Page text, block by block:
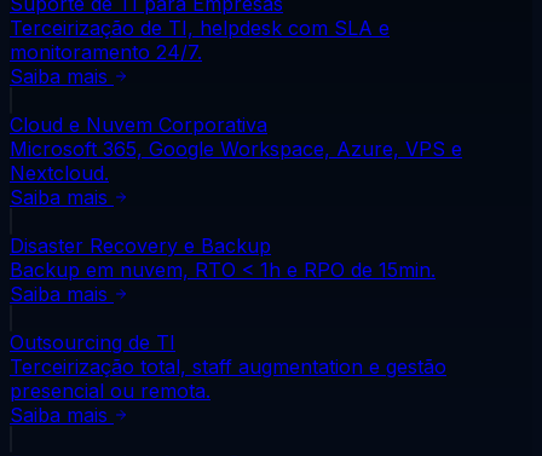
Terceirização de TI, helpdesk com SLA e
monitoramento 24/7.
Saiba mais
Cloud e Nuvem Corporativa
Microsoft 365, Google Workspace, Azure, VPS e
Nextcloud.
Saiba mais
Disaster Recovery e Backup
Backup em nuvem, RTO < 1h e RPO de 15min.
Saiba mais
Outsourcing de TI
Terceirização total, staff augmentation e gestão
presencial ou remota.
Saiba mais